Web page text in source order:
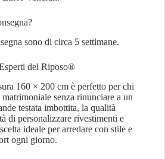
sono di circa 5 settimane.
del Riposo®
160 × 200 cm è perfetto per chi
senza rinunciare a un
testata imbottita, la qualità
di personalizzare rivestimenti e
ideale per arredare con stile e
ogni giorno.